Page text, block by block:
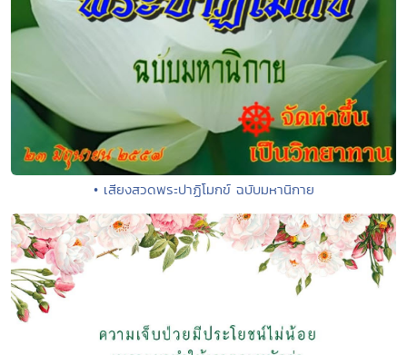
• เสียงสวดพระปาฏิโมกข์ ฉบับมหานิกาย